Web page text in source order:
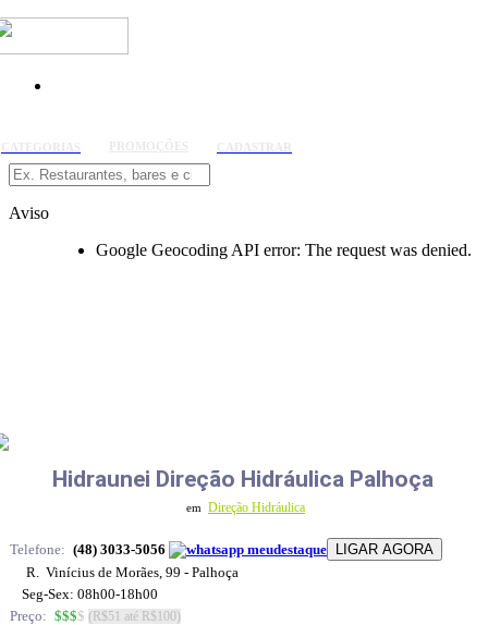
Aviso
Google Geocoding API error: The request was denied.
Hidraunei Direção Hidráulica Palhoça
em Direção Hidráulica
Telefone: (48) 3033-5056
R. Vinícius de Morães, 99 - Palhoça
Seg-Sex: 08h00-18h00
Preço: $$$$ (R$51 até R$100)